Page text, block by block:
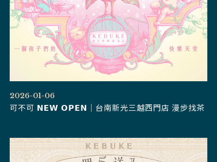
2026-01-06
可不可 𝗡𝗘𝗪 𝗢𝗣𝗘𝗡｜台南新光三越西門店 漫步找茶